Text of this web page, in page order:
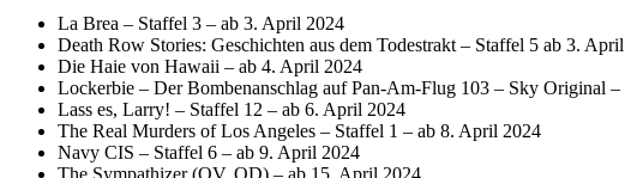
La Brea – Staffel 3 – ab 3. April 2024
Death Row Stories: Geschichten aus dem Todestrakt – Staffel 5 ab 3.
Die Haie von Hawaii – ab 4. April 2024
Lockerbie – Der Bombenanschlag auf Pan-Am-Flug 103 – Sky Original
Lass es, Larry! – Staffel 12 – ab 6. April 2024
The Real Murders of Los Angeles – Staffel 1 – ab 8. April 2024
Navy CIS – Staffel 6 – ab 9. April 2024